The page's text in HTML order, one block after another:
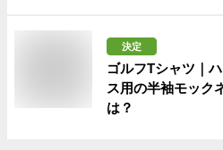
決定
ゴルフTシャツ｜
ス用の半袖モック
は？